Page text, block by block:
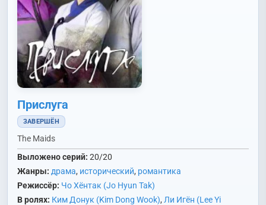
Прислуга
ЗАВЕРШЁН
The Maids
Выложено серий: 20/20
Жанры: драма, исторический, романтика
Режиссёр: Чо Хёнтак (Jo Hyun Tak)
В ролях: Ким Донук (Kim Dong Wook), Ли Игён (Lee Yi